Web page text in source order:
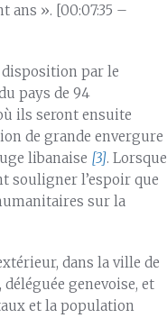
ans ». [00:07:35 –
disposition par le
pays de 94
ils seront ensuite
de grande envergure
libanaise [3]. Lorsque
souligner l’espoir que
sur la
dans la ville de
genevoise, et
et la population